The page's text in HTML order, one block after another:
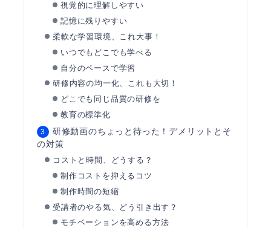
視覚的に理解しやすい
記憶に残りやすい
柔軟な学習環境、これ大事！
いつでもどこでも学べる
自分のペースで学習
研修内容の均一化、これも大切！
どこでも同じ品質の研修を
教育の標準化
研修動画のちょっと待った！デメリットとそ
の対策
コストと時間、どうする？
制作コストを抑えるコツ
制作時間の短縮
受講者のやる気、どう引き出す？
モチベーションを高める方法